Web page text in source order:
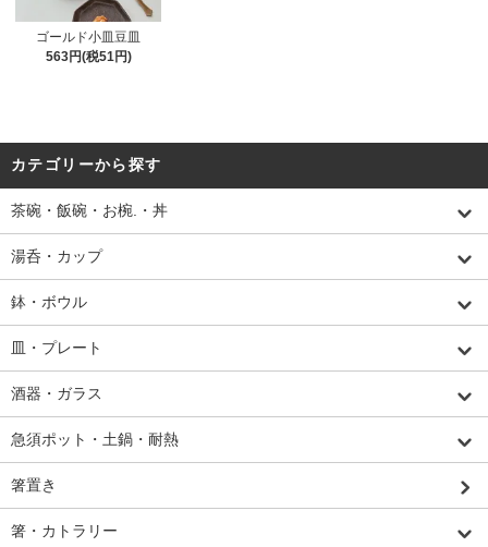
ゴールド小皿豆皿
563円(税51円)
カテゴリーから探す
茶碗・飯碗・お椀.・丼
湯呑・カップ
鉢・ボウル
皿・プレート
酒器・ガラス
急須ポット・土鍋・耐熱
箸置き
箸・カトラリー